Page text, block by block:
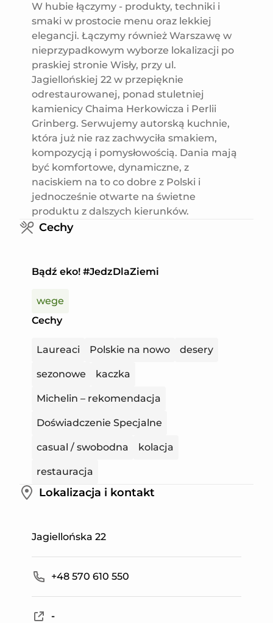
W hubie łączymy - produkty, techniki i
smaki w prostocie menu oraz lekkiej
elegancji. Łączymy również Warszawę w
nieprzypadkowym wyborze lokalizacji po
praskiej stronie Wisły, przy ul.
Jagiellońskiej 22 w przepięknie
odrestaurowanej, ponad stuletniej
kamienicy Chaima Herkowicza i Perlii
Grinberg. Serwujemy autorską kuchnie,
która już nie raz zachwyciła smakiem,
kompozycją i pomysłowością. Dania mają
być komfortowe, dynamiczne, z
naciskiem na to co dobre z Polski i
jednocześnie otwarte na świetne
produktu z dalszych kierunków.
Cechy
Bądź eko! #JedzDlaZiemi
wege
Cechy
Laureaci Polskie na nowo desery
sezonowe kaczka
Michelin – rekomendacja
Doświadczenie Specjalne
casual / swobodna kolacja
restauracja
Lokalizacja i kontakt
+
Jagiellońska 22
+48 570 610 550
-